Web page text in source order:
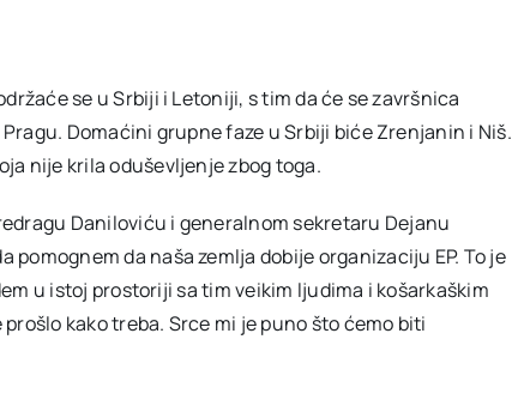
se u Srbiji i Letoniji, s tim da će se završnica
Domaćini grupne faze u Srbiji biće Zrenjanin i Niš.
nije krila oduševljenje zbog toga.
Daniloviću i generalnom sekretaru Dejanu
da naša zemlja dobije organizaciju EP. To je
u istoj prostoriji sa tim veikim ljudima i košarkaškim
kako treba. Srce mi je puno što ćemo biti